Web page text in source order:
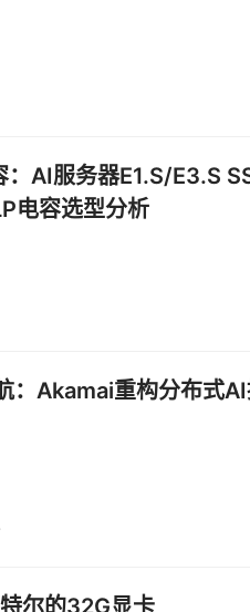
：AI服务器E1.S/E3.S
电容选型分析
：Akamai重构分布式